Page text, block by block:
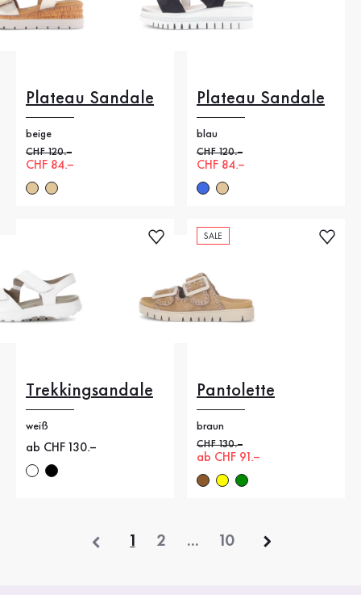
Plateau Sandale
beige
Alter Preis
CHF 120.–
Neuer Preis
CHF 84.–
Plateau Sandale
blau
Alter Preis
CHF 120.–
Neuer Preis
CHF 84.–
Trekkingsandale
weiß
Neuer Preis
ab CHF 130.–
SALE
Pantolette
braun
Alter Preis
CHF 130.–
Neuer Preis
ab CHF 91.–
1 2 ... 10